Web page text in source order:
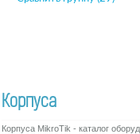
Корпуса
Корпуса MikroTik - каталог